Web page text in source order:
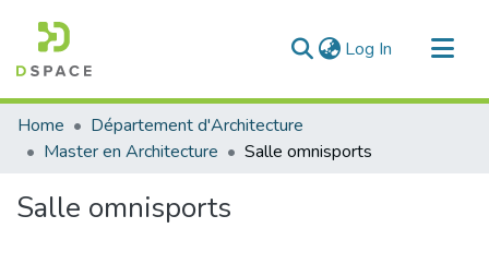
Log In (current)
Communities & Collections
All of DSpace
Home
Département d'Architecture
Master en Architecture
Salle omnisports
Salle omnisports